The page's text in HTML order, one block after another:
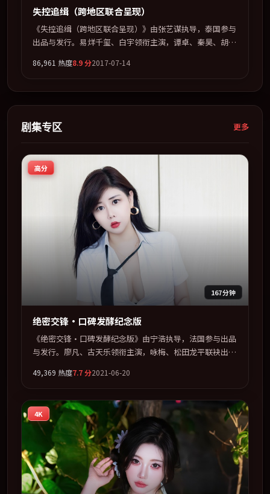
失控追缉（跨地区联合呈现）
《失控追缉（跨地区联合呈现）》由张艺谋执导，泰国参与
出品与发行。易烊千玺、白宇领衔主演，谭卓、秦昊、胡歌
以「动作」类型为骨架，在叙事、表演与视听上力求统一。
度话题片中口碑稳健，适合喜欢强情节与人物弧光的观众完
整观看。
86,961 热度8.9分2017-07-14
剧集专区 更多
高分
167分钟
绝密交锋·口碑发酵纪念版
《绝密交锋·口碑发酵纪念版》由宁浩执导，法国参与出品
与发行。廖凡、古天乐领衔主演，咏梅、松田龙平联袂出
幻」类型为骨架，在叙事、表演与视听上力求统一。定于
题片中口碑稳健，适合喜欢强情节与人物弧光的观众完整观
看。
49,369 热度7.7分2021-06-20
4K